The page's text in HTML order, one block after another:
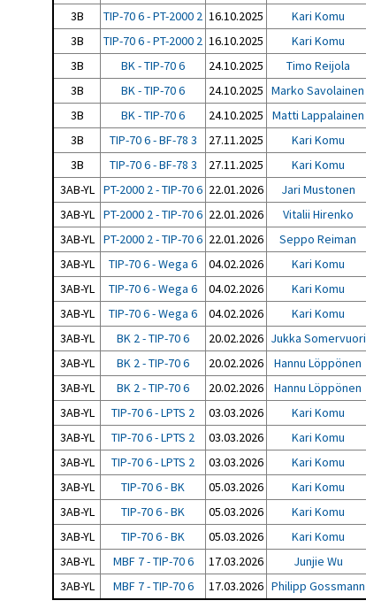
3B
TIP-70 6 - PT-2000 2 16.10.2025 Kari Komu
3B
TIP-70 6 - PT-2000 2 16.10.2025 Kari Komu
3B
BK - TIP-70 6 24.10.2025 Timo Reijola
3B
BK - TIP-70 6 24.10.2025 Marko Savolainen
3B
BK - TIP-70 6 24.10.2025 Matti Lappalainen
3B
TIP-70 6 - BF-78 3 27.11.2025 Kari Komu
3B
TIP-70 6 - BF-78 3 27.11.2025 Kari Komu
3AB-YL PT-2000 2 - TIP-70 6 22.01.2026 Jari Mustonen
3AB-YL PT-2000 2 - TIP-70 6 22.01.2026 Vitalii Hirenko
3AB-YL PT-2000 2 - TIP-70 6 22.01.2026 Seppo Reiman
3AB-YL
TIP-70 6 - Wega 6 04.02.2026 Kari Komu
3AB-YL
TIP-70 6 - Wega 6 04.02.2026 Kari Komu
3AB-YL
TIP-70 6 - Wega 6 04.02.2026 Kari Komu
3AB-YL
BK 2 - TIP-70 6 20.02.2026 Jukka Somervuori
3AB-YL
BK 2 - TIP-70 6 20.02.2026 Hannu Löppönen
3AB-YL
BK 2 - TIP-70 6 20.02.2026 Hannu Löppönen
3AB-YL
TIP-70 6 - LPTS 2 03.03.2026 Kari Komu
3AB-YL
TIP-70 6 - LPTS 2 03.03.2026 Kari Komu
3AB-YL
TIP-70 6 - LPTS 2 03.03.2026 Kari Komu
3AB-YL
TIP-70 6 - BK 05.03.2026 Kari Komu
3AB-YL
TIP-70 6 - BK 05.03.2026 Kari Komu
3AB-YL
TIP-70 6 - BK 05.03.2026 Kari Komu
3AB-YL
MBF 7 - TIP-70 6 17.03.2026 Junjie Wu
3AB-YL
MBF 7 - TIP-70 6 17.03.2026 Philipp Gossmann